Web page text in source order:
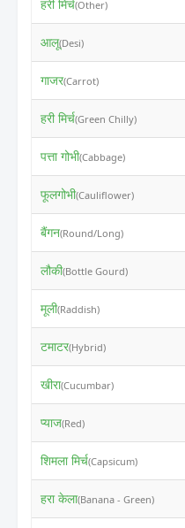
हरी मिर्च(Other)
आलू(Desi)
गाजर(Carrot)
हरी मिर्च(Green Chilly)
पत्ता गोभी(Cabbage)
फूलगोभी(Cauliflower)
बैंगन(Round/Long)
लौकी(Bottle Gourd)
मूली(Raddish)
टमाटर(Hybrid)
खीरा(Cucumbar)
प्याज(Red)
शिमला मिर्च(Capsicum)
हरा केला(Banana - Green)